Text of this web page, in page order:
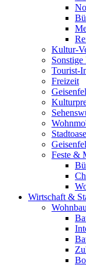
Kultur-
Tourist-
Freizeit
Feste &
Wirtschaft &